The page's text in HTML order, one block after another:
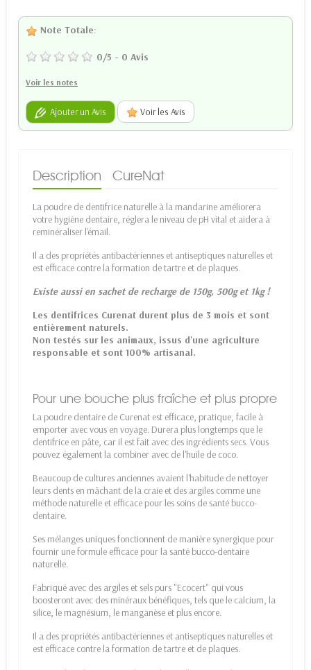
Note Totale:
0/5 - 0 Avis
Voir les notes
Ajouter un Avis Voir les Avis
Description CureNat
La poudre de dentifrice naturelle à la mandarine améliorera
votre hygiène dentaire, réglera le niveau de pH vital et aidera à
reminéraliser l'émail.
Il a des propriétés antibactériennes et antiseptiques naturelles et
est efficace contre la formation de tartre et de plaques.
Existe aussi en sachet de recharge de 150g, 500g et 1kg !
Les dentifrices Curenat durent plus de 3 mois et sont
entièrement naturels.
Non testés sur les animaux, issus d'une agriculture
responsable et sont 100% artisanal.
Pour une bouche plus fraîche et plus propre
La poudre dentaire de Curenat est efficace, pratique, facile à
emporter avec vous en voyage. Durera plus longtemps que le
dentifrice en pâte, car il est fait avec des ingrédients secs. Vous
pouvez également la combiner avec de l'huile de coco.
Beaucoup de cultures anciennes avaient l'habitude de nettoyer
leurs dents en mâchant de la craie et des argiles comme une
méthode naturelle et efficace pour les soins de santé bucco-
dentaire.
Ses mélanges uniques fonctionnent de manière synergique pour
fournir une formule efficace pour la santé bucco-dentaire
naturelle.
Fabriqué avec des argiles et sels purs "Ecocert" qui vous
boosteront avec des minéraux bénéfiques, tels que le calcium, la
silice, le magnésium, le manganèse et plus encore.
Il a des propriétés antibactériennes et antiseptiques naturelles et
est efficace contre la formation de tartre et de plaques.